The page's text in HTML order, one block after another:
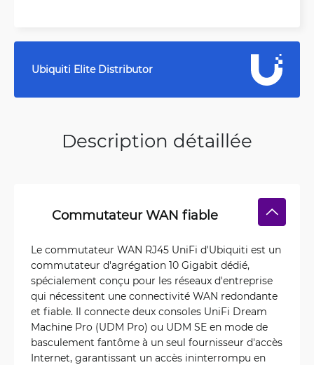
Ubiquiti Elite Distributor
Description détaillée
Commutateur WAN fiable
Le commutateur WAN RJ45 UniFi d'Ubiquiti est un
commutateur d'agrégation 10 Gigabit dédié,
spécialement conçu pour les réseaux d'entreprise
qui nécessitent une connectivité WAN redondante
et fiable. Il connecte deux consoles UniFi Dream
Machine Pro (UDM Pro) ou UDM SE en mode de
basculement fantôme à un seul fournisseur d'accès
Internet, garantissant un accès ininterrompu en